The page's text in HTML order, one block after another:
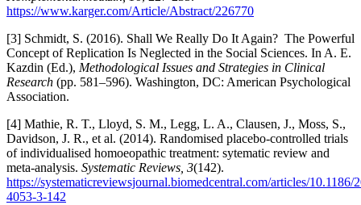
https://www.karger.com/Article/Abstract/226770
[3] Schmidt, S. (2016). Shall We Really Do It Again? The Powerful
Concept of Replication Is Neglected in the Social Sciences. In A. E.
Kazdin (Ed.), Methodological Issues and Strategies in Clinical
Research (pp. 581–596). Washington, DC: American Psychological
Association.
[4] Mathie, R. T., Lloyd, S. M., Legg, L. A., Clausen, J., Moss, S.,
Davidson, J. R., et al. (2014). Randomised placebo-controlled trials
of individualised homoeopathic treatment: sytematic review and
meta-analysis. Systematic Reviews, 3(142).
https://systematicreviewsjournal.biomedcentral.com/articles/10.1186/
4053-3-142